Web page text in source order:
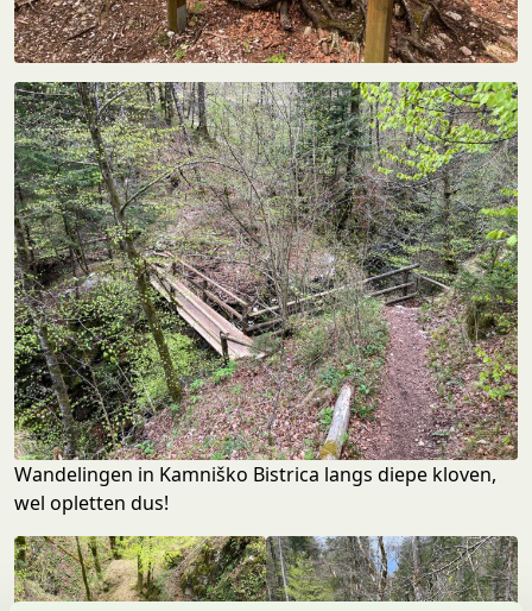
Wandelingen in Kamniško Bistrica langs diepe kloven,
wel opletten dus!